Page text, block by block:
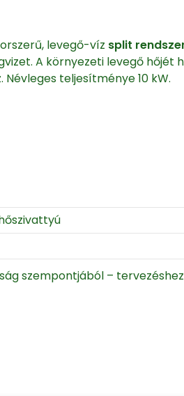
levegő-víz split
A környezeti levegő hőjét
teljesítménye 10 kW.
szempontjából –